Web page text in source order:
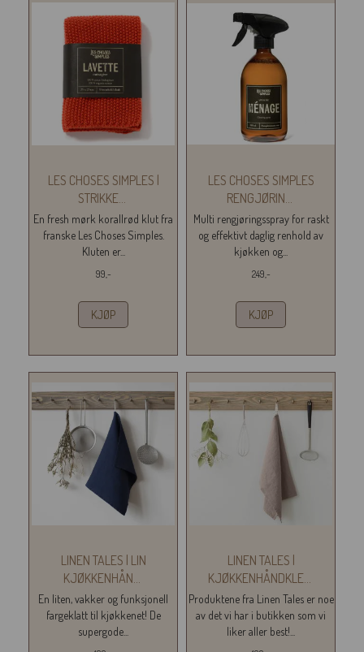
LES CHOSES SIMPLES |
STRIKKE...
En fresh mørk korallrød klut fra
franske Les Choses Simples.
Kluten er...
99,-
KJØP
LES CHOSES SIMPLES
RENGJØRIN...
Multi rengjøringsspray for raskt
og effektivt daglig renhold av
kjøkken og...
249,-
KJØP
LINEN TALES | LIN
KJØKKENHÅN...
En liten, vakker og funksjonell
fargeklatt til kjøkkenet! De
supergode...
LINEN TALES |
KJØKKENHÅNDKLE...
Produktene fra Linen Tales er noe
av det vi har i butikken som vi
liker aller best!...